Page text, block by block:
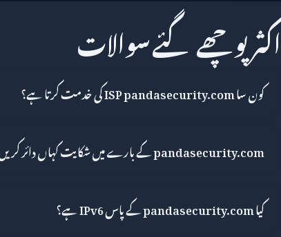
اکثر پوچھے گئے سوالات
کون سا ISP pandasecurity.com کی خدمت کرتا ہے؟
pandasecurity.com کے بارے میں شکایت کہاں دائر کریں؟
کیا pandasecurity.com کے پاس IPv6 ہے؟